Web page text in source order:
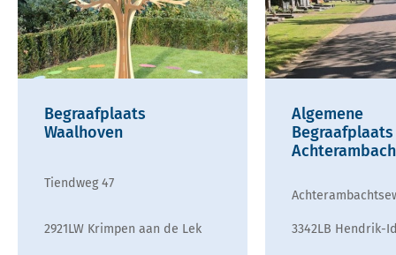
Begraafplaats
Waalhoven
Tiendweg 47
2921LW Krimpen aan de Lek
Algemene
Begraafplaats
3342LB Hendrik-